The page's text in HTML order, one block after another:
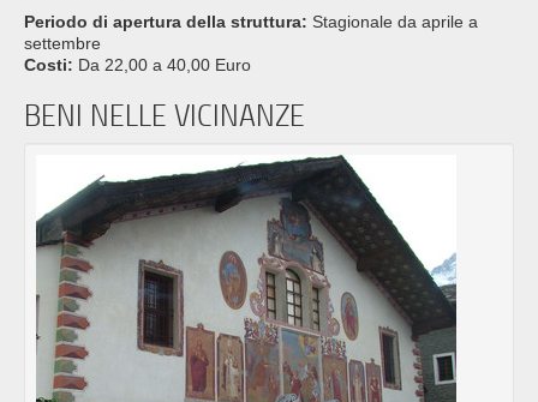
Periodo di apertura della struttura: Stagionale da aprile a
settembre
Costi: Da 22,00 a 40,00 Euro
BENI NELLE VICINANZE